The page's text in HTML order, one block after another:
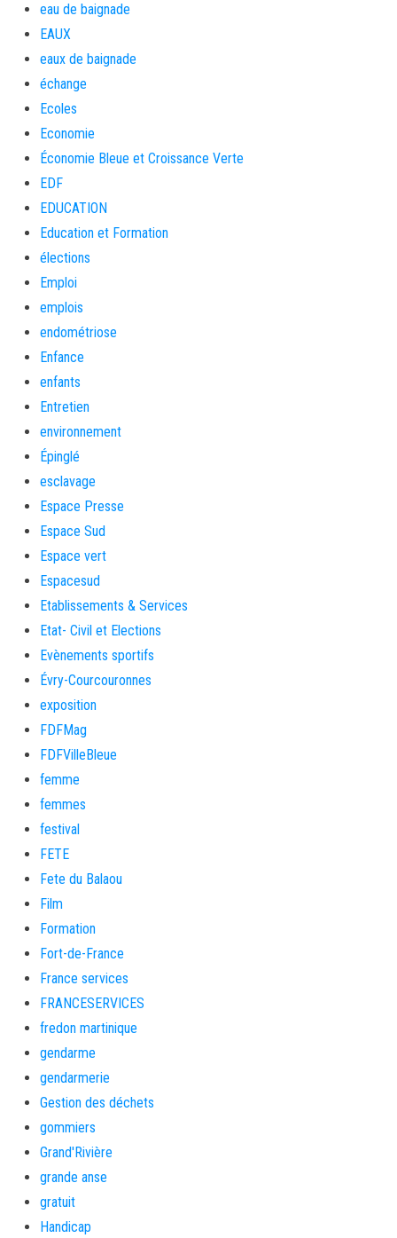
eau de baignade
EAUX
eaux de baignade
échange
Ecoles
Economie
Économie Bleue et Croissance Verte
EDF
EDUCATION
Education et Formation
élections
Emploi
emplois
endométriose
Enfance
enfants
Entretien
environnement
Épinglé
esclavage
Espace Presse
Espace Sud
Espace vert
Espacesud
Etablissements & Services
Etat- Civil et Elections
Evènements sportifs
Évry-Courcouronnes
exposition
FDFMag
FDFVilleBleue
femme
femmes
festival
FETE
Fete du Balaou
Film
Formation
Fort-de-France
France services
FRANCESERVICES
fredon martinique
gendarme
gendarmerie
Gestion des déchets
gommiers
Grand'Rivière
grande anse
gratuit
Handicap